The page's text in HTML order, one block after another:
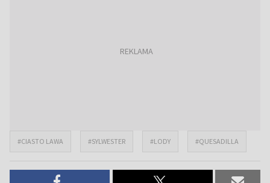
#CIASTO LAWA #SYLWESTER #LODY #QUESADILLA